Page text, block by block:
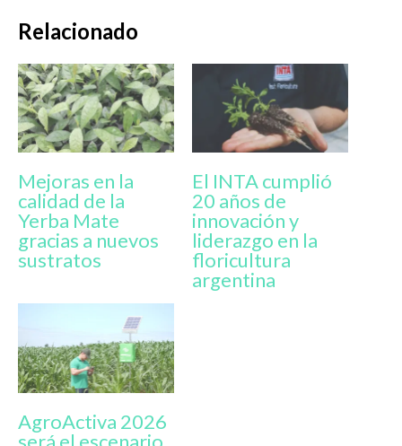
Relacionado
Mejoras en la
calidad de la
Yerba Mate
gracias a nuevos
sustratos
El INTA cumplió
20 años de
innovación y
liderazgo en la
floricultura
argentina
AgroActiva 2026
será el escenario